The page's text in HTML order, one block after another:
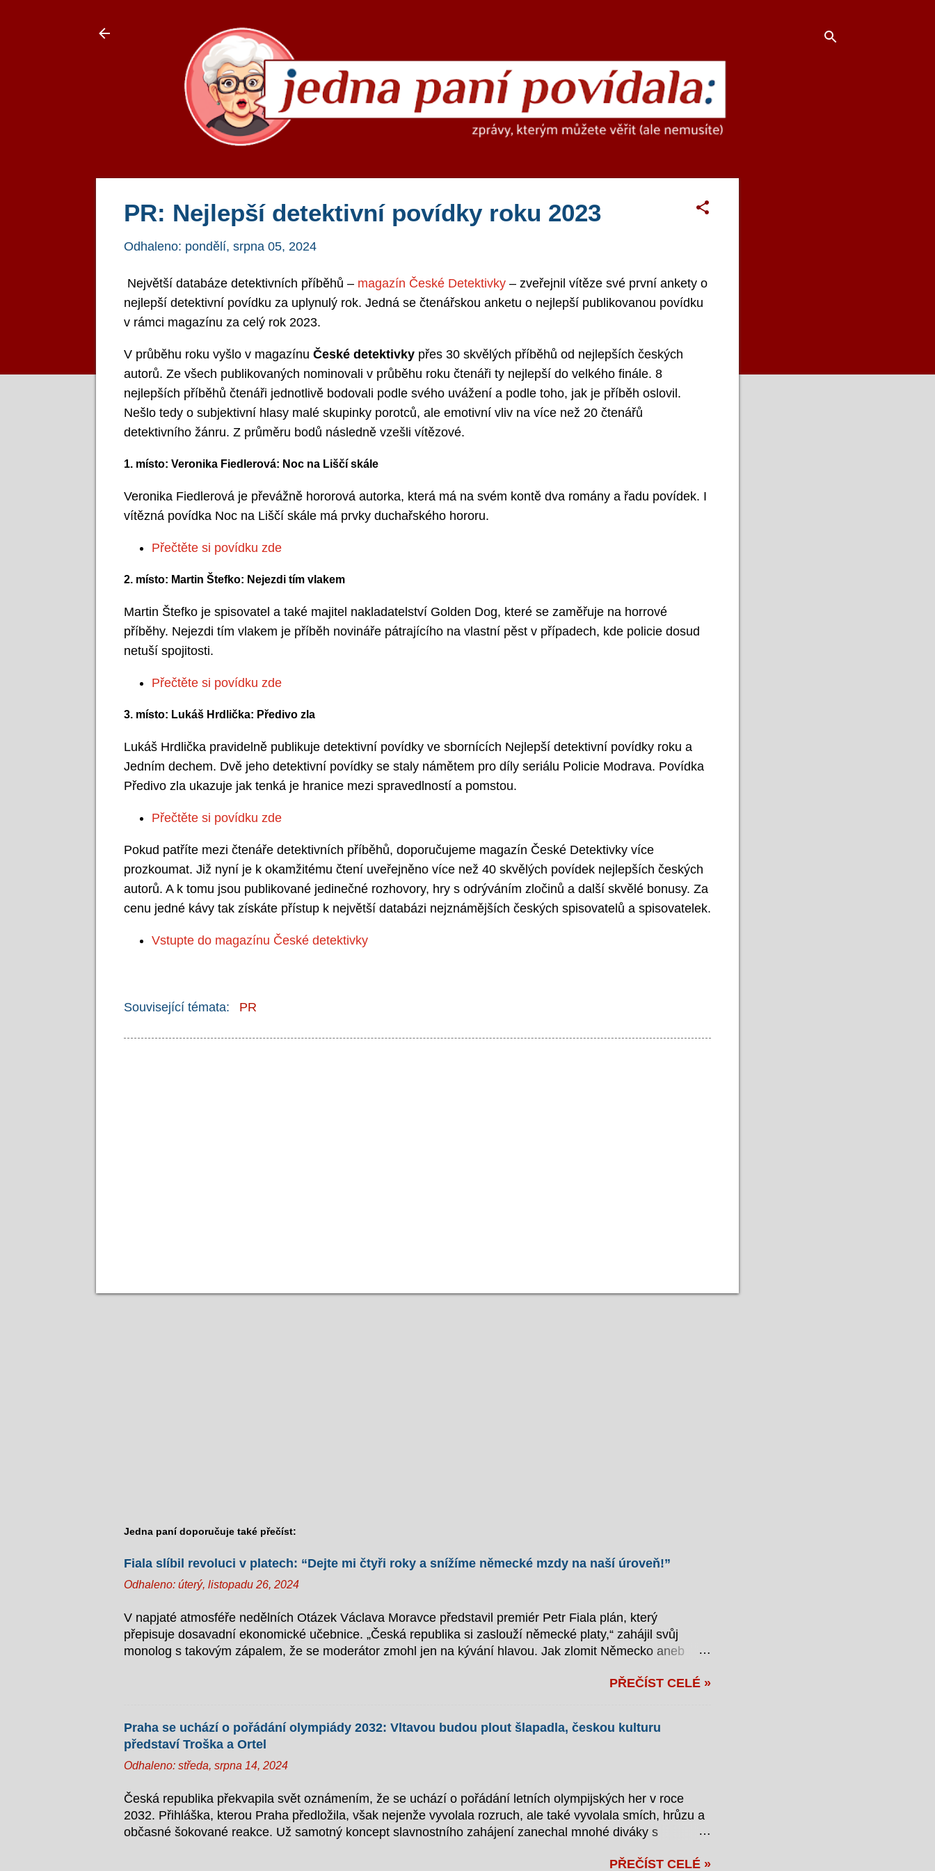
PR: Nejlepší detektivní povídky roku 2023
Odhaleno: pondělí, srpna 05, 2024
Největší databáze detektivních příběhů – magazín České Detektivky – zveřejnil vítěze své první ankety o
nejlepší detektivní povídku za uplynulý rok. Jedná se čtenářskou anketu o nejlepší publikovanou povídku
v rámci magazínu za celý rok 2023.
V průběhu roku vyšlo v magazínu České detektivky přes 30 skvělých příběhů od nejlepších českých
autorů. Ze všech publikovaných nominovali v průběhu roku čtenáři ty nejlepší do velkého finále. 8
nejlepších příběhů čtenáři jednotlivě bodovali podle svého uvážení a podle toho, jak je příběh oslovil.
Nešlo tedy o subjektivní hlasy malé skupinky porotců, ale emotivní vliv na více než 20 čtenářů
detektivního žánru. Z průměru bodů následně vzešli vítězové.
1. místo: Veronika Fiedlerová: Noc na Liščí skále
Veronika Fiedlerová je převážně hororová autorka, která má na svém kontě dva romány a řadu povídek. I
vítězná povídka Noc na Liščí skále má prvky duchařského hororu.
Přečtěte si povídku zde
2. místo: Martin Štefko: Nejezdi tím vlakem
Martin Štefko je spisovatel a také majitel nakladatelství Golden Dog, které se zaměřuje na horrové
příběhy. Nejezdi tím vlakem je příběh novináře pátrajícího na vlastní pěst v případech, kde policie dosud
netuší spojitosti.
Přečtěte si povídku zde
3. místo: Lukáš Hrdlička: Předivo zla
Lukáš Hrdlička pravidelně publikuje detektivní povídky ve sbornících Nejlepší detektivní povídky roku a
Jedním dechem. Dvě jeho detektivní povídky se staly námětem pro díly seriálu Policie Modrava. Povídka
Předivo zla ukazuje jak tenká je hranice mezi spravedlností a pomstou.
Přečtěte si povídku zde
Pokud patříte mezi čtenáře detektivních příběhů, doporučujeme magazín České Detektivky více
prozkoumat. Již nyní je k okamžitému čtení uveřejněno více než 40 skvělých povídek nejlepších českých
autorů. A k tomu jsou publikované jedinečné rozhovory, hry s odrýváním zločinů a další skvělé bonusy. Za
cenu jedné kávy tak získáte přístup k největší databázi nejznámějších českých spisovatelů a spisovatelek.
Vstupte do magazínu České detektivky
Související témata: PR
Jedna paní doporučuje také přečíst:
Fiala slíbil revoluci v platech: “Dejte mi čtyři roky a snížíme německé mzdy na naší úroveň!”
Odhaleno: úterý, listopadu 26, 2024
V napjaté atmosféře nedělních Otázek Václava Moravce představil premiér Petr Fiala plán, který
přepisuje dosavadní ekonomické učebnice. „Česká republika si zaslouží německé platy,“ zahájil svůj
monolog s takovým zápalem, že se moderátor zmohl jen na kývání hlavou. Jak zlomit Německo aneb
dlouho slibovanému finančnímu ráji. „Je to vlastně jednoduché: abychom jich dosáhli, není třeba zvyšovat
levnou pracovní silou. „Chceme využít náš historický dar improvizace. Naši lidé už dnes zvládají tři
zaměstnání najednou – teď to přeneseme i do Německa,“ dodal. Osobní nasazení: premiér jako
sabotážechtivý Superman Premiér navíc plánuje jít příkladem. „Budu osobně vypínat elektřinu v
PŘEČÍST CELÉ »
Praha se uchází o pořádání olympiády 2032: Vltavou budou plout šlapadla, českou kulturu
představí Troška a Ortel
Odhaleno: středa, srpna 14, 2024
Česká republika překvapila svět oznámením, že se uchází o pořádání letních olympijských her v roce
2032. Přihláška, kterou Praha předložila, však nejenže vyvolala rozruch, ale také vyvolala smích, hrůzu a
občasné šokované reakce. Už samotný koncept slavnostního zahájení zanechal mnohé diváky s
informací bude slavnostní zahájení vrcholem originality. Po vzoru Paříže, kde sportovci v roce 2024 budou
PŘEČÍST CELÉ »